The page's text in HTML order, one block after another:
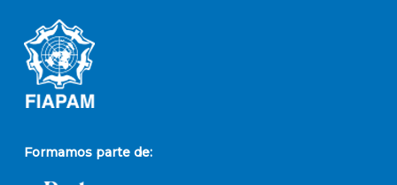
Formamos parte de: